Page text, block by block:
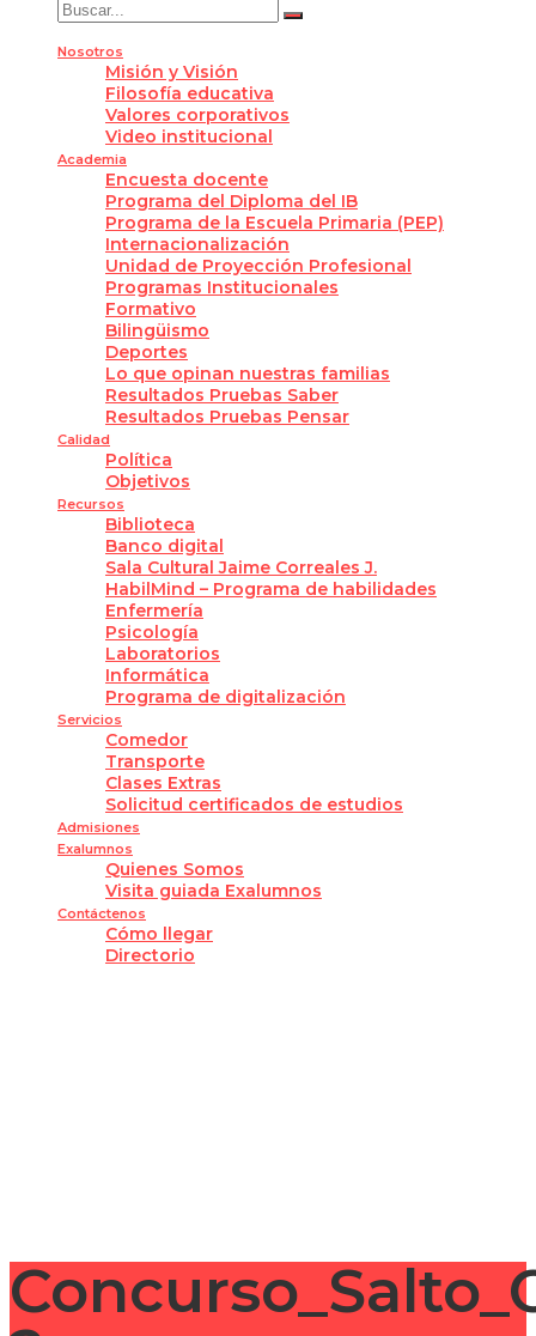
Nosotros
Misión y Visión
Filosofía educativa
Valores corporativos
Video institucional
Academia
Encuesta docente
Programa del Diploma del IB
Programa de la Escuela Primaria (PEP)
Internacionalización
Unidad de Proyección Profesional
Programas Institucionales
Formativo
Bilingüismo
Deportes
Lo que opinan nuestras familias
Resultados Pruebas Saber
Resultados Pruebas Pensar
Calidad
Política
Objetivos
Recursos
Biblioteca
Banco digital
Sala Cultural Jaime Correales J.
HabilMind – Programa de habilidades
Enfermería
Psicología
Laboratorios
Informática
Programa de digitalización
Servicios
Comedor
Transporte
Clases Extras
Solicitud certificados de estudios
Admisiones
Exalumnos
Quienes Somos
Visita guiada Exalumnos
Contáctenos
Cómo llegar
Directorio